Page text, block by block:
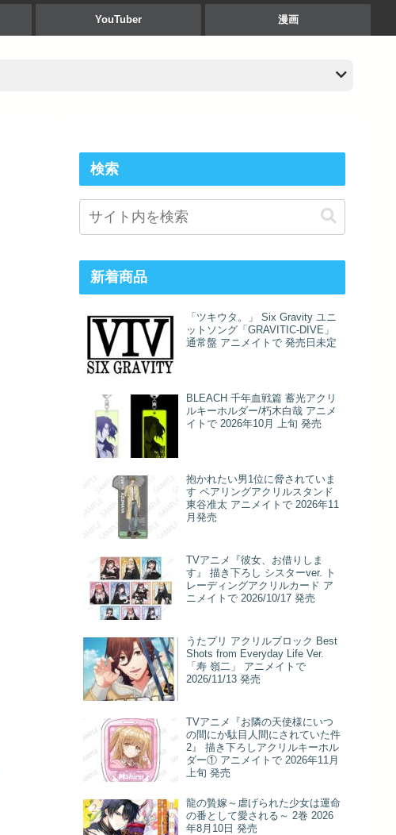
YouTuber 漫画
検索
新着商品
「ツキウタ。」 Six Gravity ユニ
ットソング「GRAVITIC-DIVE」
通常盤 アニメイトで 発売日未定
BLEACH 千年血戦篇 蓄光アクリ
ルキーホルダー/朽木白哉 アニメ
イトで 2026年10月 上旬 発売
抱かれたい男1位に脅されていま
す ペアリングアクリルスタンド
東谷准太 アニメイトで 2026年11
月発売
TVアニメ『彼女、お借りしま
す』 描き下ろし シスターver. ト
レーディングアクリルカード ア
ニメイトで 2026/10/17 発売
うたプリ アクリルブロック Best
Shots from Everyday Life Ver.
「寿 嶺二」 アニメイトで
2026/11/13 発売
TVアニメ『お隣の天使様にいつ
の間にか駄目人間にされていた件
2』 描き下ろしアクリルキーホル
ダー① アニメイトで 2026年11月
上旬 発売
龍の贄嫁～虐げられた少女は運命
の番として愛される～ 2巻 2026
年8月10日 発売